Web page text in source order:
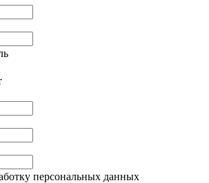
персональных данных